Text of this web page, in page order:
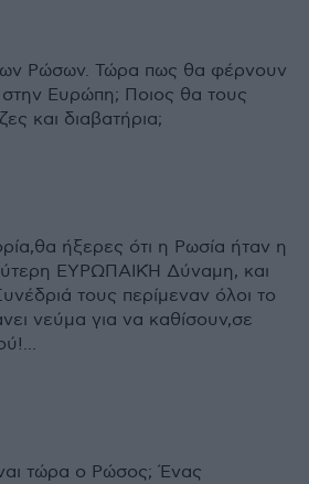
Ρώσων. Τώρα πως θα φέρνουν
Ευρώπη; Ποιος θα τους
και διαβατήρια;
ήξερες ότι η Ρωσία ήταν η
ΕΥΡΩΠΑΙΚΉ Δύναμη, και
τους περίμεναν όλοι το
νεύμα για να καθίσουν,σε
τώρα ο Ρώσος; Ένας